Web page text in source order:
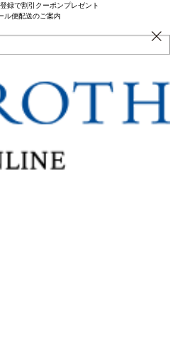
録で割引クーポンプレゼント
ル便配送のご案内